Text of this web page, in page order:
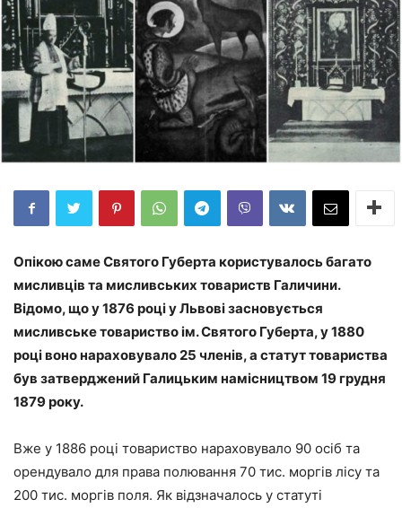
Опікою саме Святого Губерта користувалось багато
мисливців та мисливських товариств Галичини.
Відомо, що у 1876 році у Львові засновується
мисливське товариство ім. Святого Губерта, у 1880
році воно нараховувало 25 членів, а статут товариства
був затверджений Галицьким намісництвом 19 грудня
1879 року.
Вже у 1886 році товариство нараховувало 90 осіб та
орендувало для права полювання 70 тис. моргів лісу та
200 тис. моргів поля. Як відзначалось у статуті